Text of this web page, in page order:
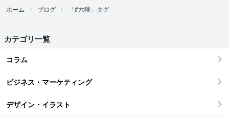
ホーム ブログ 「#六曜」タグ
カテゴリ一覧
コラム
ビジネス・マーケティング
デザイン・イラスト